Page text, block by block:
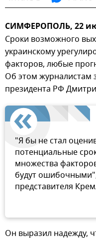
СИМФЕРОПОЛЬ, 22
Сроки возможного
украинскому
факторов, любые
Об этом журналистам
президента РФ
"Я бы не стал
потенциальные
множества
будут
представителя
Он выразил надежду,